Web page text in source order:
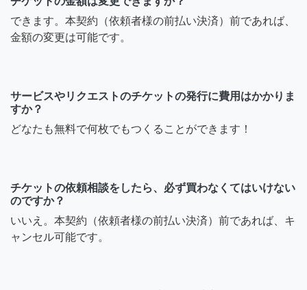
できます。本契約（依頼者様の前払い決済）前であれば、
金額の変更は可能です。
サービスやリクエストのチケットの発行に費用はかかりま
すか？
どなたも無料で何枚でもつくることができます！
チケットの依頼相談をしたら、必ず買わなくてはいけない
のですか？
いいえ。本契約（依頼者様の前払い決済）前であれば、キ
ャンセル可能です。